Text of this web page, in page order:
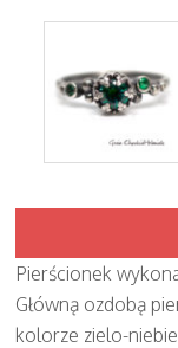
Pierścionek
Główną ozdobą
kolorze zielo-